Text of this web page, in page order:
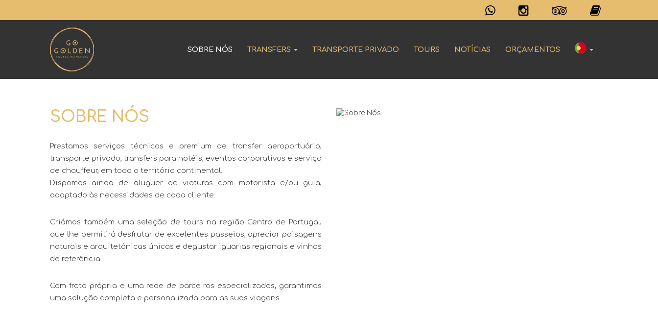
SOBRE NÓS TRANSFERS TRANSPORTE PRIVADO TOURS NOTÍCIAS ORÇAMENTOS
SOBRE NÓS
Prestamos serviços técnicos e premium de transfer aeroportuário,
transporte privado, transfers para hotéis, eventos corporativos e serviço
de chauffeur, em todo o território continental.
Dispomos ainda de aluguer de viaturas com motorista e/ou guia,
adaptado às necessidades de cada cliente.
Criámos também uma seleção de tours na região Centro de Portugal,
que lhe permitirá desfrutar de excelentes passeios, apreciar paisagens
naturais e arquitetónicas únicas e degustar iguarias regionais e vinhos
de referência.
Com frota própria e uma rede de parceiros especializados, garantimos
uma solução completa e personalizada para as suas viagens .